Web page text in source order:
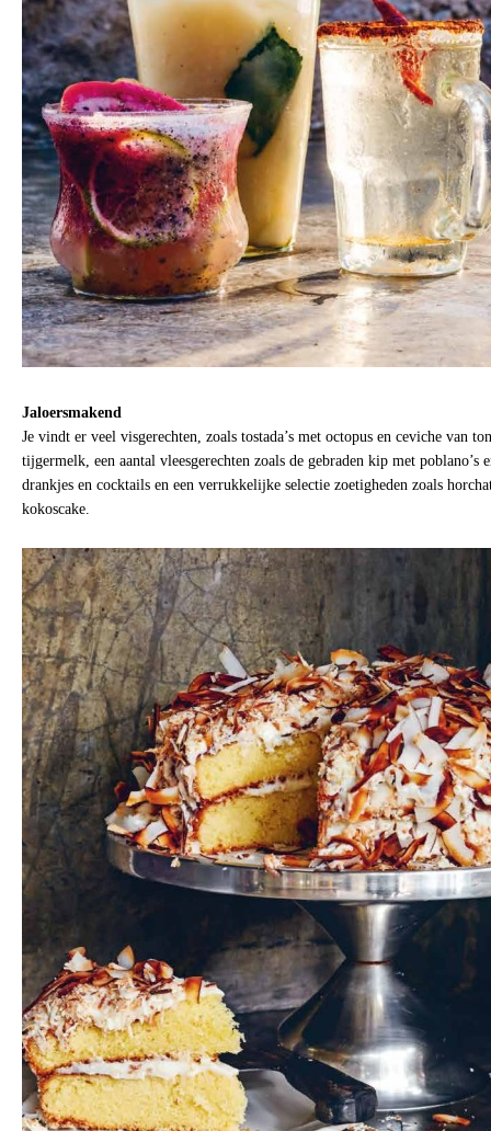
Jaloersmakend
Je vindt er veel visgerechten, zoals tostada’s met octopus en ceviche van
tijgermelk, een aantal vleesgerechten zoals de gebraden kip met poblano’s
drankjes en cocktails en een verrukkelijke selectie zoetigheden zoals
kokoscake.